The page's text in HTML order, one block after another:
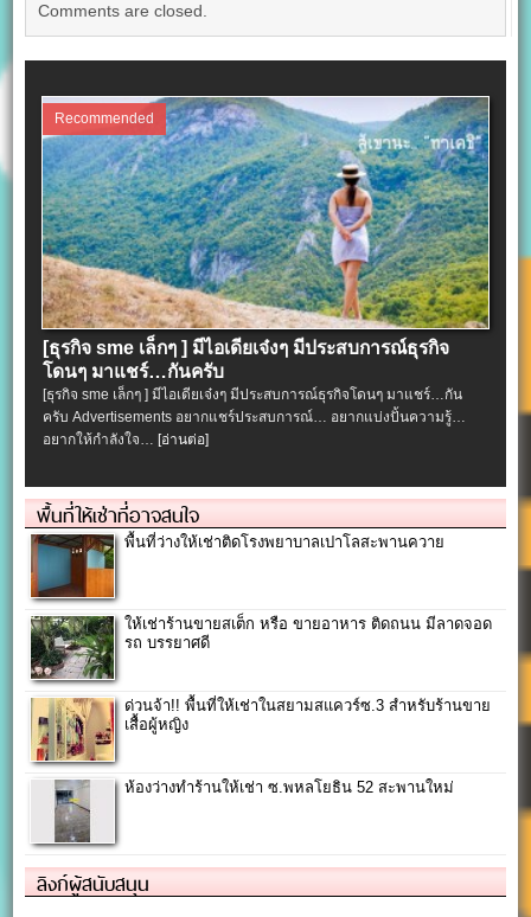
Comments are closed.
Recommended
[ธุรกิจ sme เล็กๆ ] มีไอเดียเจ๋งๆ มีประสบการณ์ธุรกิจ
โดนๆ มาแชร์…กันครับ
[ธุรกิจ sme เล็กๆ ] มีไอเดียเจ๋งๆ มีประสบการณ์ธุรกิจโดนๆ มาแชร์…กัน
ครับ Advertisements อยากแชร์ประสบการณ์… อยากแบ่งปั้นความรู้…
อยากให้กำลังใจ… [อ่านต่อ]
พื้นที่ให้เช่าที่อาจสนใจ
พื้นที่ว่างให้เช่าติดโรงพยาบาลเปาโลสะพานควาย
ให้เช่าร้านขายสเต็ก หรือ ขายอาหาร ติดถนน มีลาดจอด
รถ บรรยาศดี
ด่วนจ้า!! พื้นที่ให้เช่าในสยามสแควร์ซ.3 สำหรับร้านขาย
เสื้อผู้หญิง
ห้องว่างทำร้านให้เช่า ซ.พหลโยธิน 52 สะพานใหม่
ลิงก์ผู้สนับสนุน